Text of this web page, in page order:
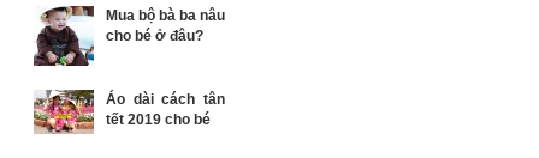
Mua bộ bà ba nâu
cho bé ở đâu?
Áo dài cách tân
tết 2019 cho bé